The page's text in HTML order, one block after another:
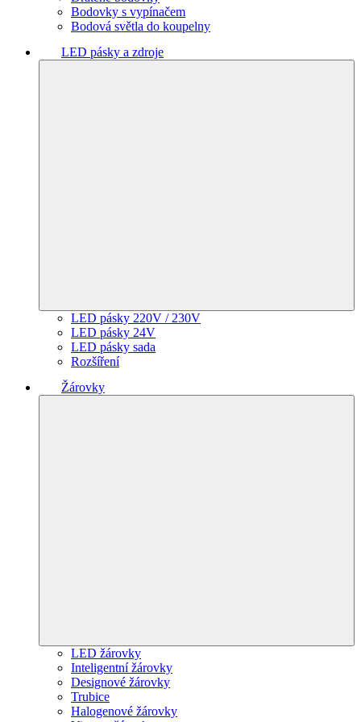
Bodovky s vypínačem
Bodová světla do koupelny
LED pásky a zdroje
LED pásky 220V / 230V
LED pásky 24V
LED pásky sada
Rozšíření
Žárovky
LED žárovky
Inteligentní žárovky
Designové žárovky
Trubice
Halogenové žárovky